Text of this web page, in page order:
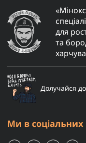
для
та
Долучайся
Ми в